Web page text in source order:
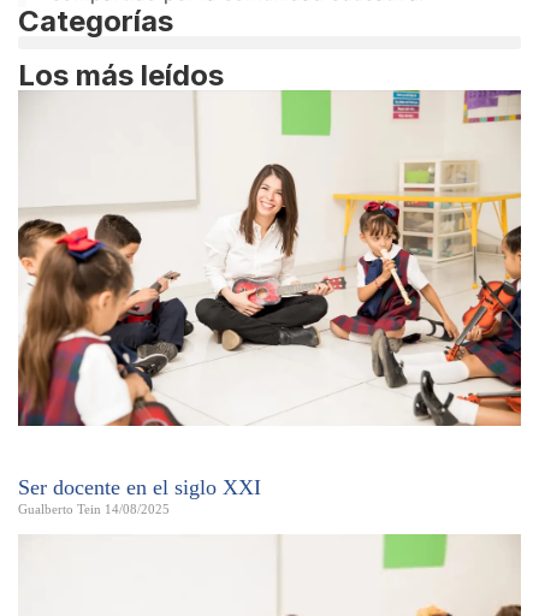
Categorías
Los más leídos
Ser docente en el siglo XXI
Gualberto Tein 14/08/2025